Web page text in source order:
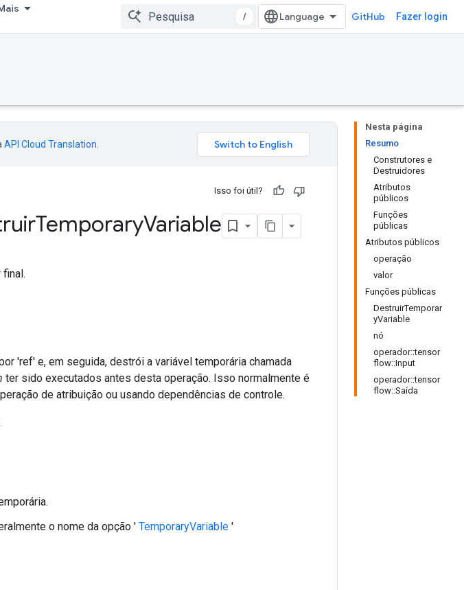
/ GitHub Fazer login
Nesta página
Resumo
Construtores e
Destruidores
Atributos
públicos
Funções
públicas
Atributos públicos
operação
valor
Funções públicas
DestruirTemporar
yVariable
nó
operador::tensor
flow::Input
operador::tensor
flow::Saída
API Cloud Translation
Isso foi útil?
TemporaryVariable
'ref' e, em seguida, destrói a variável temporária chamada
ter sido executados antes desta operação. Isso normalmente é
de atribuição ou usando dependências de controle.
o nome da opção ' TemporaryVariable '